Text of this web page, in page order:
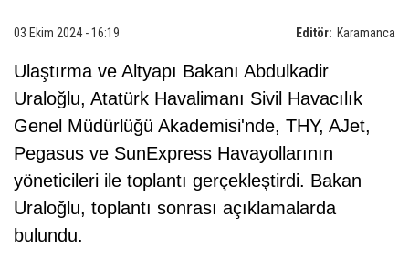
Editör: Karamanca
03 Ekim 2024 - 16:19
Ulaştırma ve Altyapı Bakanı Abdulkadir
Uraloğlu, Atatürk Havalimanı Sivil Havacılık
Genel Müdürlüğü Akademisi'nde, THY, AJet,
Pegasus ve SunExpress Havayollarının
yöneticileri ile toplantı gerçekleştirdi. Bakan
Uraloğlu, toplantı sonrası açıklamalarda
bulundu.